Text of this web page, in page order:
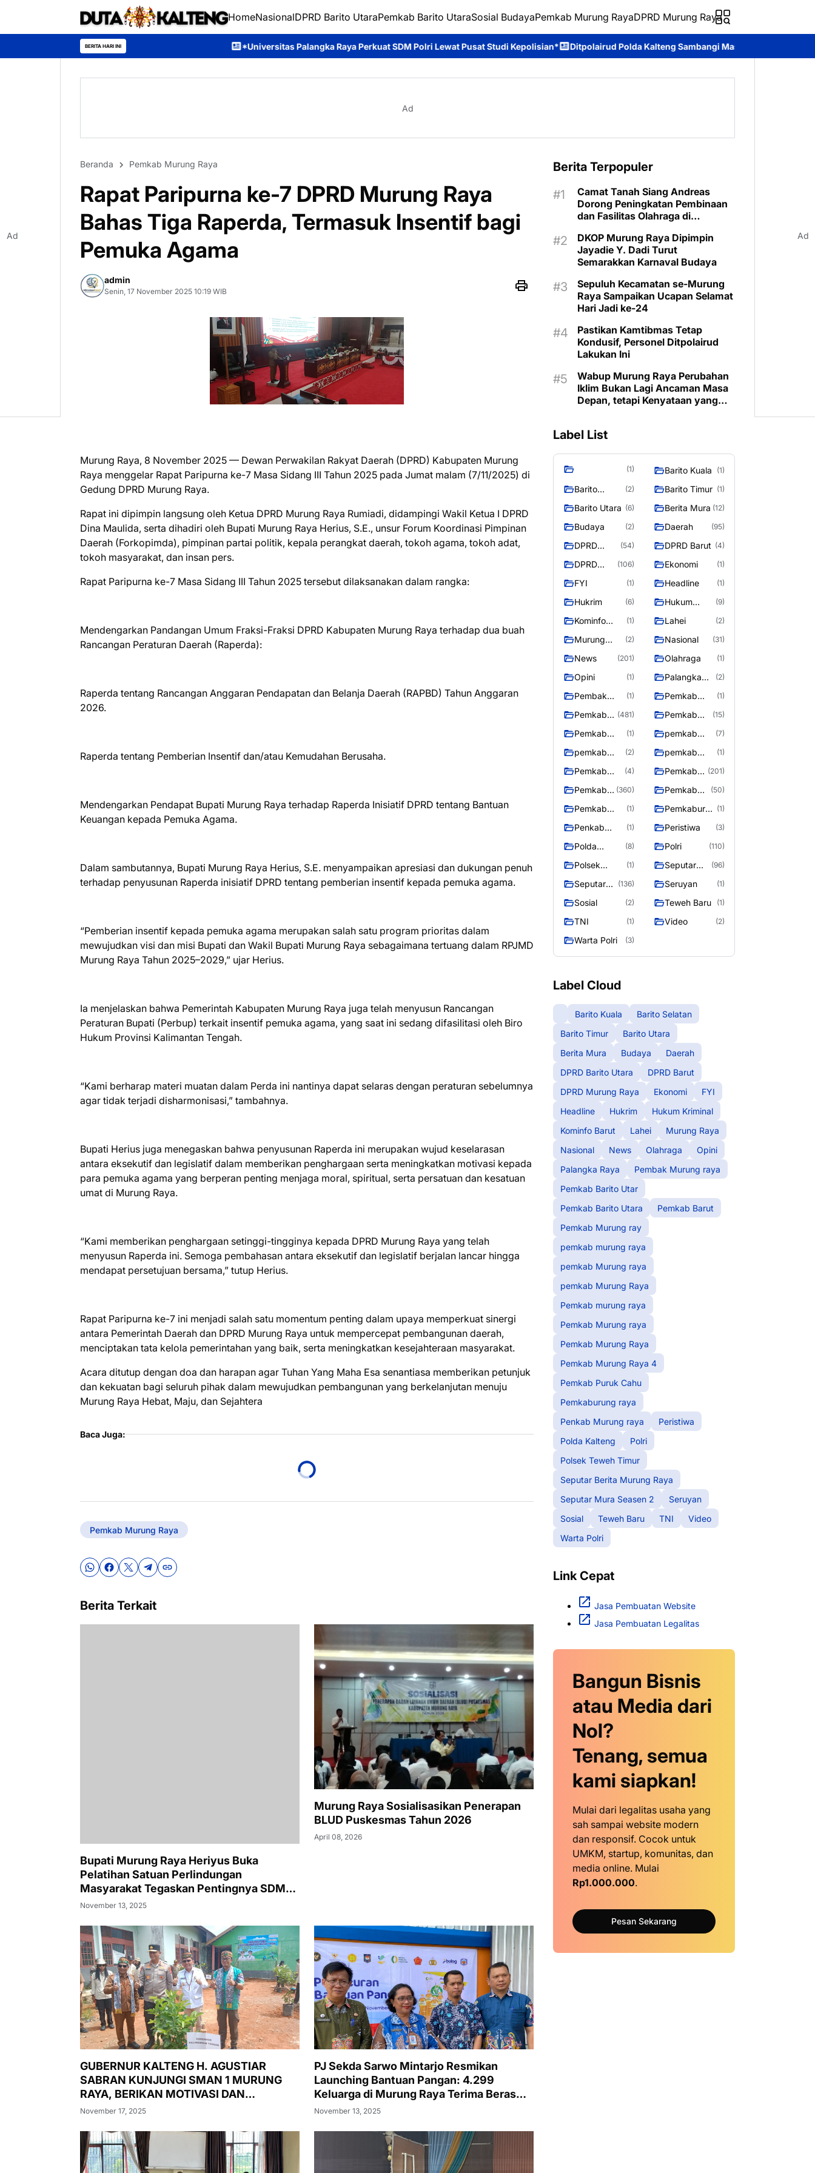
HomeNasionalDPRD Barito UtaraPemkab Barito UtaraSosial BudayaPemkab Murung RayaDPRD Murung Raya
BERITA HARI INI *Universitas Palangka Raya Perkuat SDM Polri Lewat Pusat Studi Kepolisian* Ditpolairud Polda Kalteng Sambangi Masyarakat, Berikan Edukasi tentang
Ad
Beranda Pemkab Murung Raya
Rapat Paripurna ke-7 DPRD Murung Raya
Bahas Tiga Raperda, Termasuk Insentif bagi
Pemuka Agama
admin
Senin, 17 November 2025 10:19 WIB
Murung Raya, 8 November 2025 — Dewan Perwakilan Rakyat Daerah (DPRD) Kabupaten Murung
Raya menggelar Rapat Paripurna ke-7 Masa Sidang III Tahun 2025 pada Jumat malam (7/11/2025) di
Gedung DPRD Murung Raya.
Rapat ini dipimpin langsung oleh Ketua DPRD Murung Raya Rumiadi, didampingi Wakil Ketua I DPRD
Dina Maulida, serta dihadiri oleh Bupati Murung Raya Herius, S.E., unsur Forum Koordinasi Pimpinan
Daerah (Forkopimda), pimpinan partai politik, kepala perangkat daerah, tokoh agama, tokoh adat,
tokoh masyarakat, dan insan pers.
Rapat Paripurna ke-7 Masa Sidang III Tahun 2025 tersebut dilaksanakan dalam rangka:
Mendengarkan Pandangan Umum Fraksi-Fraksi DPRD Kabupaten Murung Raya terhadap dua buah
Rancangan Peraturan Daerah (Raperda):
Raperda tentang Rancangan Anggaran Pendapatan dan Belanja Daerah (RAPBD) Tahun Anggaran
2026.
Raperda tentang Pemberian Insentif dan/atau Kemudahan Berusaha.
Mendengarkan Pendapat Bupati Murung Raya terhadap Raperda Inisiatif DPRD tentang Bantuan
Keuangan kepada Pemuka Agama.
Dalam sambutannya, Bupati Murung Raya Herius, S.E. menyampaikan apresiasi dan dukungan penuh
terhadap penyusunan Raperda inisiatif DPRD tentang pemberian insentif kepada pemuka agama.
“Pemberian insentif kepada pemuka agama merupakan salah satu program prioritas dalam
mewujudkan visi dan misi Bupati dan Wakil Bupati Murung Raya sebagaimana tertuang dalam RPJMD
Murung Raya Tahun 2025–2029,” ujar Herius.
Ia menjelaskan bahwa Pemerintah Kabupaten Murung Raya juga telah menyusun Rancangan
Peraturan Bupati (Perbup) terkait insentif pemuka agama, yang saat ini sedang difasilitasi oleh Biro
Hukum Provinsi Kalimantan Tengah.
“Kami berharap materi muatan dalam Perda ini nantinya dapat selaras dengan peraturan sebelumnya
agar tidak terjadi disharmonisasi,” tambahnya.
Bupati Herius juga menegaskan bahwa penyusunan Raperda ini merupakan wujud keselarasan
antara eksekutif dan legislatif dalam memberikan penghargaan serta meningkatkan motivasi kepada
para pemuka agama yang berperan penting menjaga moral, spiritual, serta persatuan dan kesatuan
umat di Murung Raya.
“Kami memberikan penghargaan setinggi-tingginya kepada DPRD Murung Raya yang telah
menyusun Raperda ini. Semoga pembahasan antara eksekutif dan legislatif berjalan lancar hingga
mendapat persetujuan bersama,” tutup Herius.
Rapat Paripurna ke-7 ini menjadi salah satu momentum penting dalam upaya memperkuat sinergi
antara Pemerintah Daerah dan DPRD Murung Raya untuk mempercepat pembangunan daerah,
menciptakan tata kelola pemerintahan yang baik, serta meningkatkan kesejahteraan masyarakat.
Acara ditutup dengan doa dan harapan agar Tuhan Yang Maha Esa senantiasa memberikan petunjuk
dan kekuatan bagi seluruh pihak dalam mewujudkan pembangunan yang berkelanjutan menuju
Murung Raya Hebat, Maju, dan Sejahtera
Baca Juga:
Pemkab Murung Raya
Berita Terkait
Murung Raya Sosialisasikan Penerapan
BLUD Puskesmas Tahun 2026
April 08, 2026
GUBERNUR KALTENG H. AGUSTIAR
SABRAN KUNJUNGI SMAN 1 MURUNG
RAYA, BERIKAN MOTIVASI DAN
LUNCURKAN PASAR MURAH,
PEMERIKSAAN KESEHATAN GRATIS
November 17, 2025
PJ Sekda Sarwo Mintarjo Resmikan
Launching Bantuan Pangan: 4.299
Keluarga di Murung Raya Terima Beras
dan Minyak Goreng
November 13, 2025
Berita Terpopuler
Camat Tanah Siang Andreas
Dorong Peningkatan Pembinaan
dan Fasilitas Olahraga di
DKOP Murung Raya Dipimpin
Jayadie Y. Dadi Turut
Semarakkan Karnaval Budaya
Sepuluh Kecamatan se-Murung
Raya Sampaikan Ucapan Selamat
Hari Jadi ke-24
Pastikan Kamtibmas Tetap
Kondusif, Personel Ditpolairud
Lakukan Ini
Wabup Murung Raya Perubahan
Iklim Bukan Lagi Ancaman Masa
Depan, tetapi Kenyataan yang
Label List
(1) Barito Kuala (1)
Barito
(2) Barito Timur (1)
Barito Utara (6) Berita Mura (12)
Budaya (2) Daerah (95)
DPRD
Utara
(54) DPRD Barut (4)
DPRD
Raya
(106) Ekonomi (1)
FYI (1) Headline (1)
Hukrim (6)
Hukum
(9)
Kominfo
(1) Lahei (2)
Murung
(2) Nasional (31)
News (201) Olahraga (1)
Opini (1)
Palangka
(2)
Pembak
Murung raya
(1)
Pemkab
(1)
Pemkab
Utara
(481)
Pemkab
(15)
Pemkab
(1)
pemkab
(7)
pemkab
(2)
pemkab
Raya
(1)
Pemkab
murung raya
(4)
Pemkab
raya
(201)
Pemkab
Raya
(360)
Pemkab
Raya 4
(50)
Pemkab
(1)
Pemkaburun (1)
Penkab
(1) Peristiwa (3)
Polda
(8) Polri (110)
Polsek
Teweh Timur
(1)
Seputar
Murung
Raya
(96)
Seputar
Seasen 2
(136) Seruyan (1)
Sosial (2) Teweh Baru (1)
TNI (1) Video (2)
Warta Polri (3)
Label Cloud
Barito Kuala
Barito Selatan
Barito Timur
Barito Utara
Berita Mura
Budaya
Daerah
DPRD Barito Utara
DPRD Barut
DPRD Murung Raya
Ekonomi
FYI
Headline
Hukrim
Hukum Kriminal
Kominfo Barut
Lahei
Murung Raya
Nasional
News Olahraga
Opini
Palangka Raya
Pembak Murung raya
Pemkab Barito Utar
Pemkab Barito Utara
Pemkab Barut
Pemkab Murung ray
pemkab murung raya
pemkab Murung raya
pemkab Murung Raya
Pemkab murung raya
Pemkab Murung raya
Pemkab Murung Raya
Pemkab Murung Raya 4
Pemkab Puruk Cahu
Pemkaburung raya
Penkab Murung raya
Peristiwa
Polda Kalteng
Polri
Polsek Teweh Timur
Seputar Berita Murung Raya
Seputar Mura Seasen 2
Seruyan
Sosial
Teweh Baru TNI
Video
Warta Polri
Link Cepat
Jasa Pembuatan Website
Jasa Pembuatan Legalitas
Bangun Bisnis
atau Media dari
Nol?
Tenang, semua
kami siapkan!
Mulai dari legalitas usaha yang
sah sampai website modern
dan responsif. Cocok untuk
UMKM, startup, komunitas, dan
media online. Mulai
Rp1.000.000.
Pesan Sekarang
Ad Ad